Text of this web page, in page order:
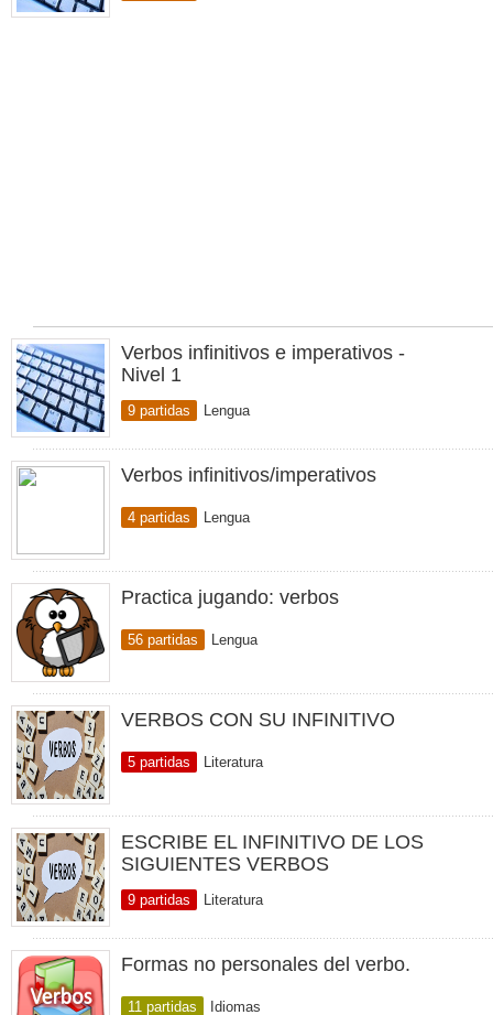
Verbos infinitivos e imperativos -
Nivel 1
9 partidas Lengua
Verbos infinitivos/imperativos
4 partidas Lengua
Practica jugando: verbos
56 partidas Lengua
VERBOS CON SU INFINITIVO
5 partidas Literatura
ESCRIBE EL INFINITIVO DE LOS
SIGUIENTES VERBOS
9 partidas Literatura
Formas no personales del verbo.
11 partidas Idiomas